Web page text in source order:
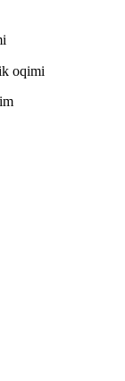
oqimi